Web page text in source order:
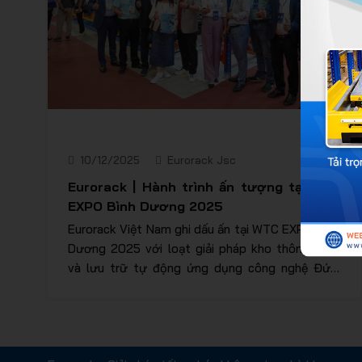
10/12/2025 Eurorack Jsc
Eurorack | Hành trình ấn tượng tại WTC
EXPO Bình Dương 2025
Eurorack Việt Nam ghi dấu ấn tại WTC EXPO Bình
Dương 2025 với loạt giải pháp kho thông minh
và lưu trữ tự động ứng dụng công nghệ Đức,